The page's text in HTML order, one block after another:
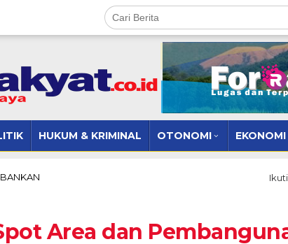
HUKUM & KRIMINAL OTONOMI EKONOMI
dan
Pembangunan
Area dan